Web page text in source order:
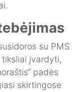
su PMS
įvardyti,
padės
skirtingose